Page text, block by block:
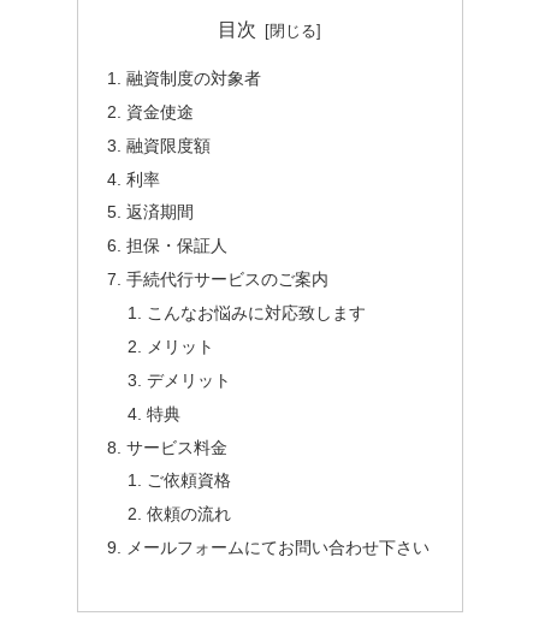
目次
融資制度の対象者
資金使途
融資限度額
利率
返済期間
担保・保証人
手続代行サービスのご案内
こんなお悩みに対応致します
メリット
デメリット
特典
サービス料金
ご依頼資格
依頼の流れ
メールフォームにてお問い合わせ下さい